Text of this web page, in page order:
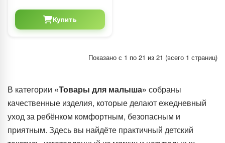
Купить
Показано с 1 по 21 из 21 (всего 1 страниц)
В категории «Товары для малыша» собраны
качественные изделия, которые делают ежедневный
уход за ребёнком комфортным, безопасным и
приятным. Здесь вы найдёте практичный детский